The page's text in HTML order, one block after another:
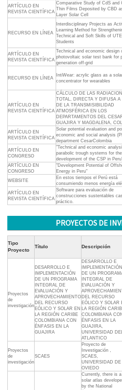
ARTÍCULO EN
REVISTA CIENTÍFICA
Comparative Study of CdS and
Thin Films Deposited by CBD
Layer Solar Cell
RECURSO EN LÍNEA
Interdisciplinary Projects as
Learning Method for
Technical and Soft Skills of
Students
ARTÍCULO EN
REVISTA CIENTÍFICA
Technical and economic design
photovoltaic solar test bank for
generation off-grid
RECURSO EN LÍNEA
IntiWear: acrylic glass as a
concentrator for wearables
ARTÍCULO EN
REVISTA CIENTÍFICA
CÁLCULO DE LAS
TOTAL, DIRECTA Y DIFUSA A
DE LA TRANSMISIBILIDAD
ATMOSFÉRICA EN LOS
DEPARTAMENTOS DEL
GUAJIRA Y MAGDALENA,
ARTÍCULO EN
REVISTA CIENTÍFICA
Solar potential evaluation and
economic and social analysis
department CesarColombia
ARTÍCULO EN
CONGRESO
"Technical and economic
parabolic trough systems for the
development of the CSP in
ARTÍCULO EN
CONGRESO
"Development Potential of
Energy in Peru"
WEBSITE
En estos tiempos el Perú está
consumiendo menos energía
ARTÍCULO EN
REVISTA CIENTÍFICA
Software para evaluación de
construcciones sustentables
práctico.
PROYECTOS DE
Tipo
Proyecto
Título Descripción
Proyectos
de
investigación
DESARROLLO E
IMPLEMENTACIÓN
DE UN PROGRAMA
INTEGRAL DE
EVALUACIÓN Y
APROVECHAMIENTO
DEL RECURSO
EÓLICO Y SOLAR EN
LA REGIÓN CARIBE
COLOMBIANA CON
ÉNFASIS EN LA
GUAJIRA
DESARROLLO E
IMPLEMENTACIÓN
DE UN
INTEGRAL DE
EVALUACIÓN Y
DEL RECURSO
EÓLICO Y SOLAR
LA REGIÓN
COLOMBIANA CON
ÉNFASIS EN LA
GUAJIRA,
UNIVERSIDAD
ATLANTICO
Proyectos
de
investigación
SCAES
Proyecto de
Investigación ,
SCAES,
UNIVERSIDAD DE
OVIEDO
Currently, there is a
solar atlas
by the National